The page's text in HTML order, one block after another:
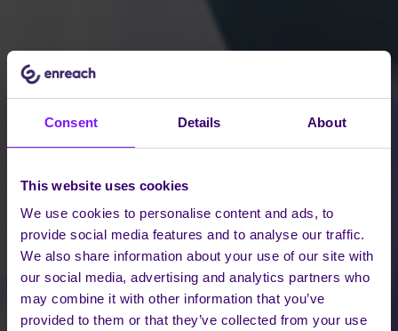
Consent Details About
This website uses cookies
We use cookies to personalise content and ads, to
provide social media features and to analyse our traffic.
We also share information about your use of our site with
our social media, advertising and analytics partners who
may combine it with other information that you’ve
provided to them or that they’ve collected from your use